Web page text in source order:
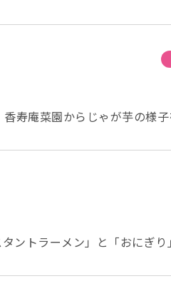
刺激する為前に向かって円
刺激し唾液が出る度意識し
こんなおばあさんに・・」
喜ばれていました。 久々の
こは女性。。。(*^-^*) いくつ
ュされた時間となったよう
ム香寿庵 細田
はこの辺りで。 グループホ
寿庵菜園からじゃが芋の様
その一角に、じゃが芋が植
れでは、今日はこの辺りで。
ントラーメン」と「おにぎ
、皆様と協力して調理しました